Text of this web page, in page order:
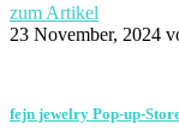
zum Artikel
23 November, 2024
fejn jewelry Pop-up-